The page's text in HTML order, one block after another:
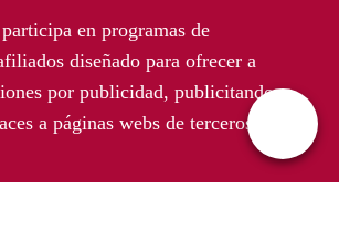
9
6
,
6
en programas de
diseñado para ofrecer a
por publicidad, publicitando
a páginas webs de terceros.